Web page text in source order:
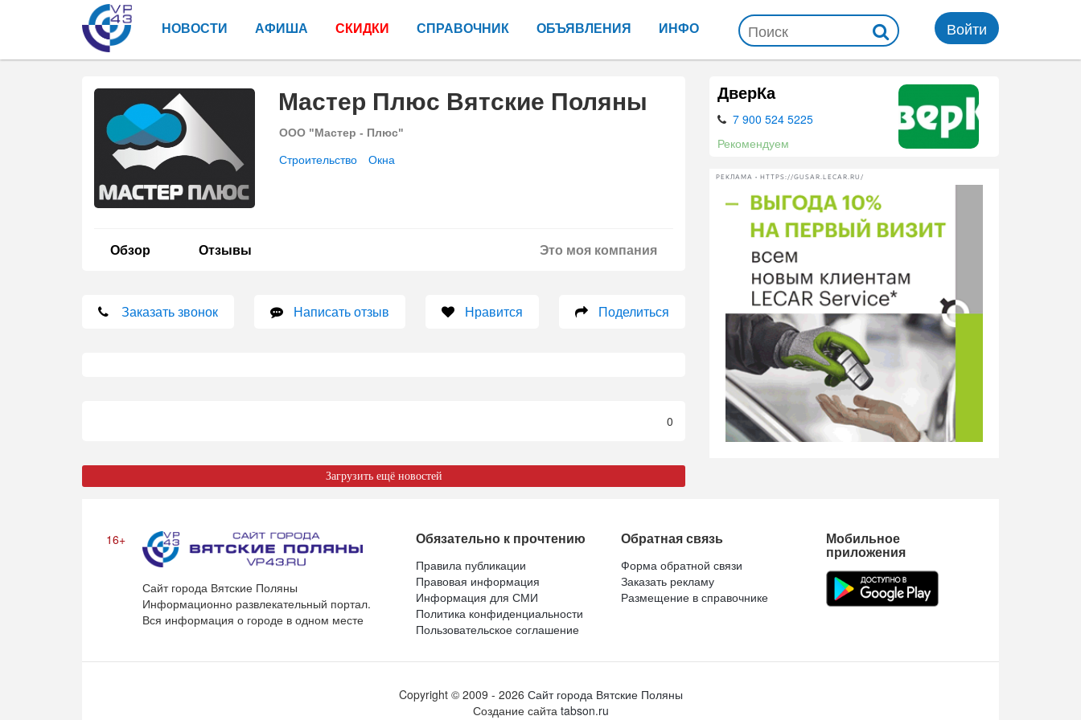
НОВОСТИ АФИША СКИДКИ СПРАВОЧНИК ОБЪЯВЛЕНИЯ ИНФО Войти
Мастер Плюс Вятские Поляны
ООО "Мастер - Плюс"
Строительство Окна
Это моя компания
Обзор Отзывы
Заказать звонок Написать отзыв Нравится Поделиться
0
Загрузить ещё новостей
ДверКа
7 900 524 5225
Рекомендуем
РЕКЛАМА • HTTPS://GUSAR.LECAR.RU/
16+
Сайт города Вятские Поляны
Информационно развлекательный портал.
Вся информация о городе в одном месте
Обязательно к прочтению
Правила публикации
Правовая информация
Информация для СМИ
Политика конфиденциальности
Пользовательское соглашение
Обратная связь
Форма обратной связи
Заказать рекламу
Размещение в справочнике
Мобильное
приложения
Copyright © 2009 - 2026 Сайт города Вятские Поляны
Создание сайта tabson.ru